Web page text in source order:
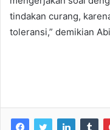
tindakan curang,
toleransi,” demikian